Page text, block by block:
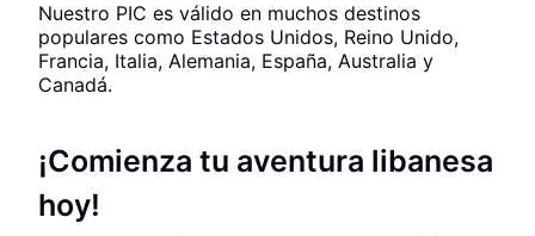
Nuestro PIC es válido en muchos destinos
populares como Estados Unidos, Reino Unido,
Francia, Italia, Alemania, España, Australia y
Canadá.
¡Comienza tu aventura libanesa
hoy!